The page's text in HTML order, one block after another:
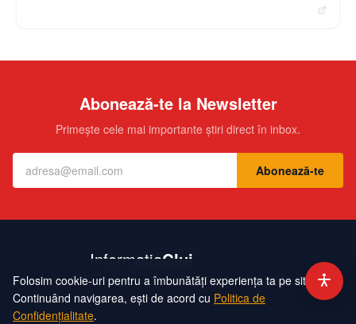
Abonează-te la Newsletter
Primește cele mai importante știri direct în inbox.
Abonează-te
ContactEchipa Publicitate Politică de ConfidențialitateHartă Site
Folosim cookie-uri pentru a îmbunătăți experiența ta pe site.
Continuând navigarea, ești de acord cu Politica de
Confidențialitate.